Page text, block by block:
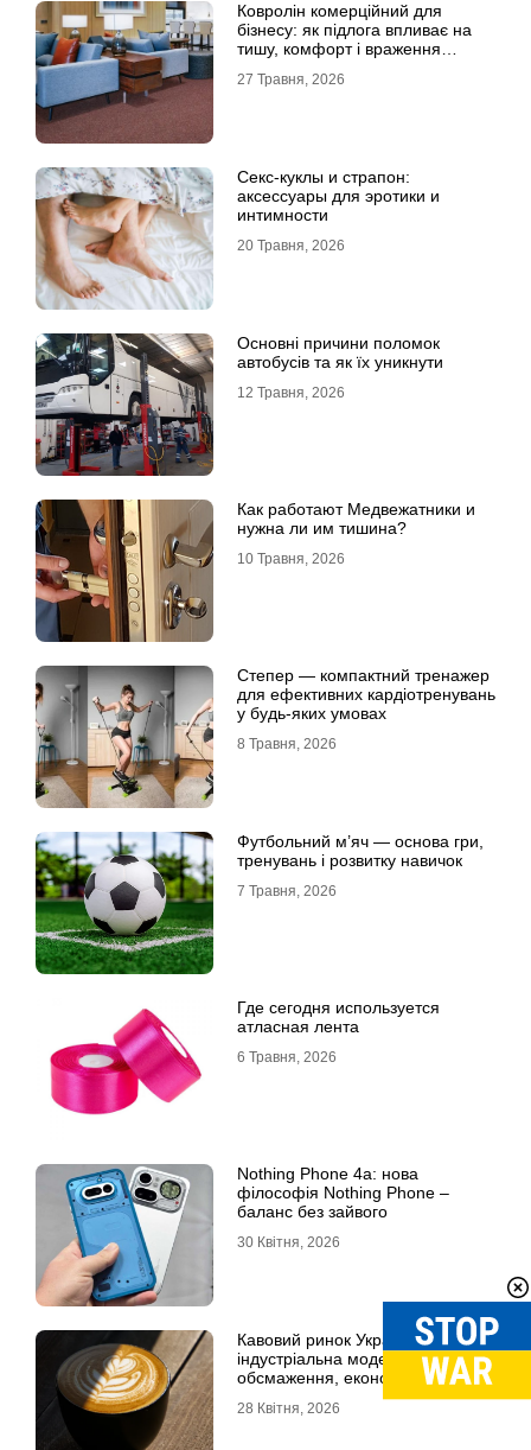
Ковролін комерційний для
бізнесу: як підлога впливає на
тишу, комфорт і враження
27 Травня, 2026
Секс-куклы и страпон:
аксессуары для эротики и
интимности
20 Травня, 2026
Основні причини поломок
автобусів та як їх уникнути
12 Травня, 2026
Как работают Медвежатники и
нужна ли им тишина?
10 Травня, 2026
Степер — компактний тренажер
для ефективних кардіотренувань
у будь-яких умовах
8 Травня, 2026
Футбольний м’яч — основа гри,
тренувань і розвитку навичок
7 Травня, 2026
Где сегодня используется
атласная лента
6 Травня, 2026
Nothing Phone 4a: нова
філософія Nothing Phone –
баланс без зайвого
30 Квітня, 2026
Кавовий ринок України: повна
індустріальна модель, технології
обсмаження, економіка та
28 Квітня, 2026